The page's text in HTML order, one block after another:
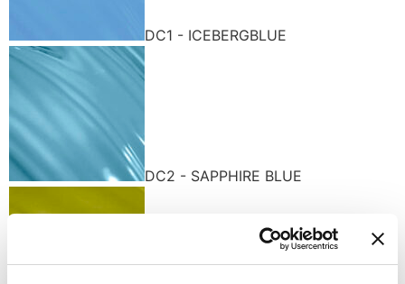
DC1 - ICEBERGBLUE
DC2 - SAPPHIRE BLUE